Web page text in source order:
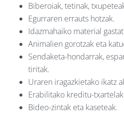
Biberoiak, tetinak,
Egurraren errauts hotzak.
Idazmahaiko material
Animalien gorotzak eta
Sendaketa-hondarrak,
tiritak.
Uraren iragazkietako ikatz
Erabilitako kreditu-
Bideo-zintak eta kaseteak.